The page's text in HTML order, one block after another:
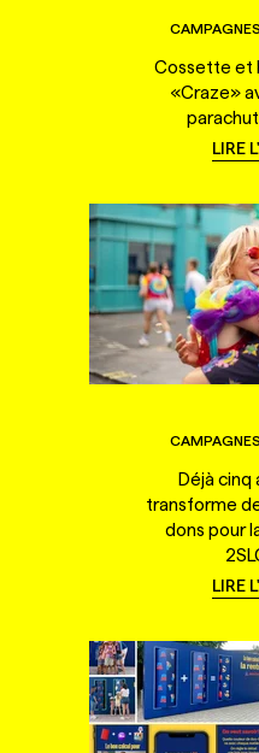
Cossette et
«Craze»
LIRE
Déjà cinq
transforme
dons pour
LIRE